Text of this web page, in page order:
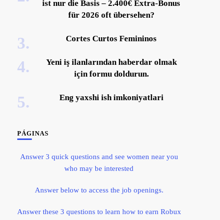
ist nur die Basis – 2.400€ Extra-Bonus
für 2026 oft übersehen?
Cortes Curtos Femininos
Yeni iş ilanlarından haberdar olmak
için formu doldurun.
Eng yaxshi ish imkoniyatlari
PÁGINAS
Answer 3 quick questions and see women near you
who may be interested
Answer below to access the job openings.
Answer these 3 questions to learn how to earn Robux